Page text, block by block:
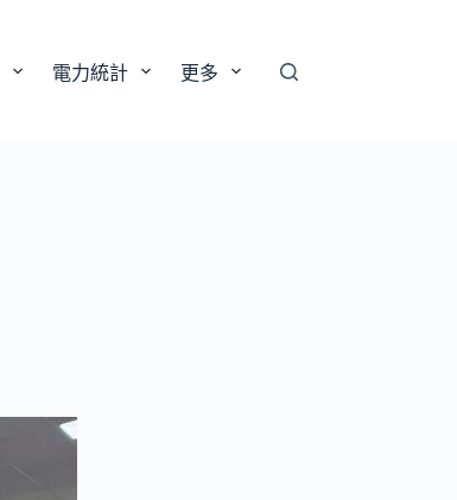
電力統計 更多